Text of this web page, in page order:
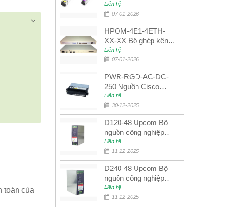
toàn của
UPCOM MWS-12-45-
80AD/MWS-12-54-
80BD
Liên hệ
07-01-2026
HPOM-4E1-4ETH-
XX-XX Bộ ghép kênh
quang quản lý SDH
4E1+4ETH+RS232
Liên hệ
07-01-2026
PWR-RGD-AC-DC-
250 Nguồn Cisco
Industrial 250W
PoE/PoE+
Liên hệ
30-12-2025
D120-48 Upcom Bộ
nguồn công nghiệp
đầu ra đơn 120W
48VDC
Liên hệ
11-12-2025
D240-48 Upcom Bộ
nguồn công nghiệp
đầu ra đơn 240W
48VDC
Liên hệ
11-12-2025